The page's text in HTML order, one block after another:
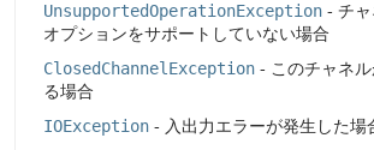
UnsupportedOperationException - チャ
オプションをサポートしていない場合
ClosedChannelException - このチャネ
る場合
IOException - 入出力エラーが発生した場